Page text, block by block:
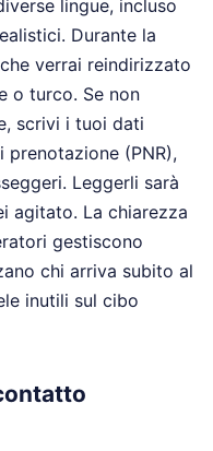
lingue, incluso
Durante la
verrai reindirizzato
o turco. Se non
scrivi i tuoi dati
(PNR),
Leggerli sarà
agitato. La chiarezza
gestiscono
chi arriva subito al
inutili sul cibo